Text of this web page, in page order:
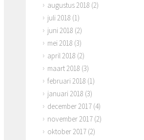
augustus 2018 (2)
juli 2018 (1)
juni 2018 (2)
mei 2018 (3)
april 2018 (2)
maart 2018 (3)
februari 2018 (1)
januari 2018 (3)
december 2017(4)
november 2017(2)
oktober 2017(2)